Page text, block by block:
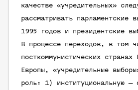
качестве «учредительных»
рассматривать парламентские
1995 годов и президентские
В процессе переходов, в том
посткоммунистических странах
Европы, «учредительные
роль: 1) институциональную —